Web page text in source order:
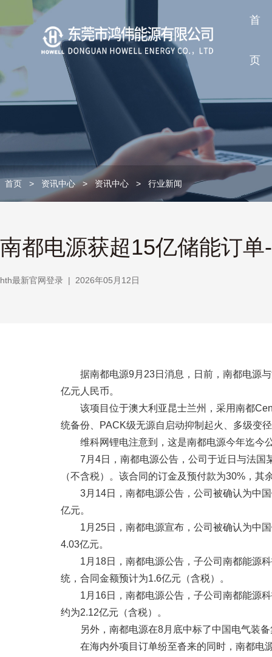
首
页
首页 > 资讯中心 > 资讯中心 > 行业新闻
南都电源获超15亿储能订
hth最新官网登录 | 2026年05月12日
据南都电源9月23日消息，日前，南都电源
亿元人民币。
该项目位于澳大利亚昆士兰州，采用南都
统备份、PACK级无源自启动抑制起火、多级变
维科网锂电注意到，这是南都电源今年迄今
7月4日，南都电源公告，公司于近日与法国
（不含税）。该合同的订金及预付款为30%，
3月14日，南都电源公告，公司被确认为中
亿元。
1月25日，南都电源宣布，公司被确认为中
4.03亿元。
1月18日，南都电源公告，子公司南都能源
统，合同金额预计为1.6亿元（含税）。
1月16日，南都电源公告，子公司南都能源
约为2.12亿元（含税）。
另外，南都电源在8月底中标了中国电气装
在海内外项目订单纷至沓来的同时，南都电